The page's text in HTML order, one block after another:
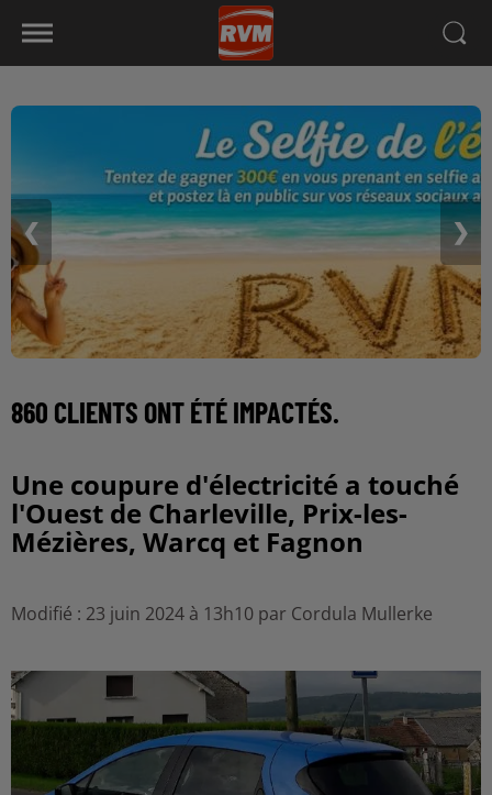
❮ ❯
860 CLIENTS ONT ÉTÉ IMPACTÉS.
Une coupure d'électricité a touché
l'Ouest de Charleville, Prix-les-
Mézières, Warcq et Fagnon
Modifié : 23 juin 2024 à 13h10 par Cordula Mullerke